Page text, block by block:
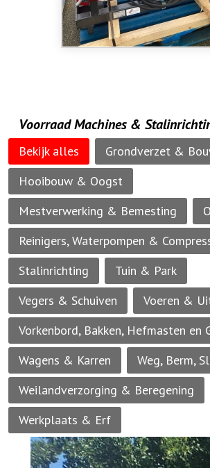
Voorraad Machines &
Bekijk alles
Grondverzet &
Hooibouw & Oogst
Mestverwerking & Bemesting
Reinigers, Waterpompen &
Stalinrichting
Tuin & Park
Vegers & Schuiven
Voeren &
Vorkenbord, Bakken, Hefmasten en
Wagens & Karren
Weg, Berm,
Weilandverzorging & Beregening
Werkplaats & Erf